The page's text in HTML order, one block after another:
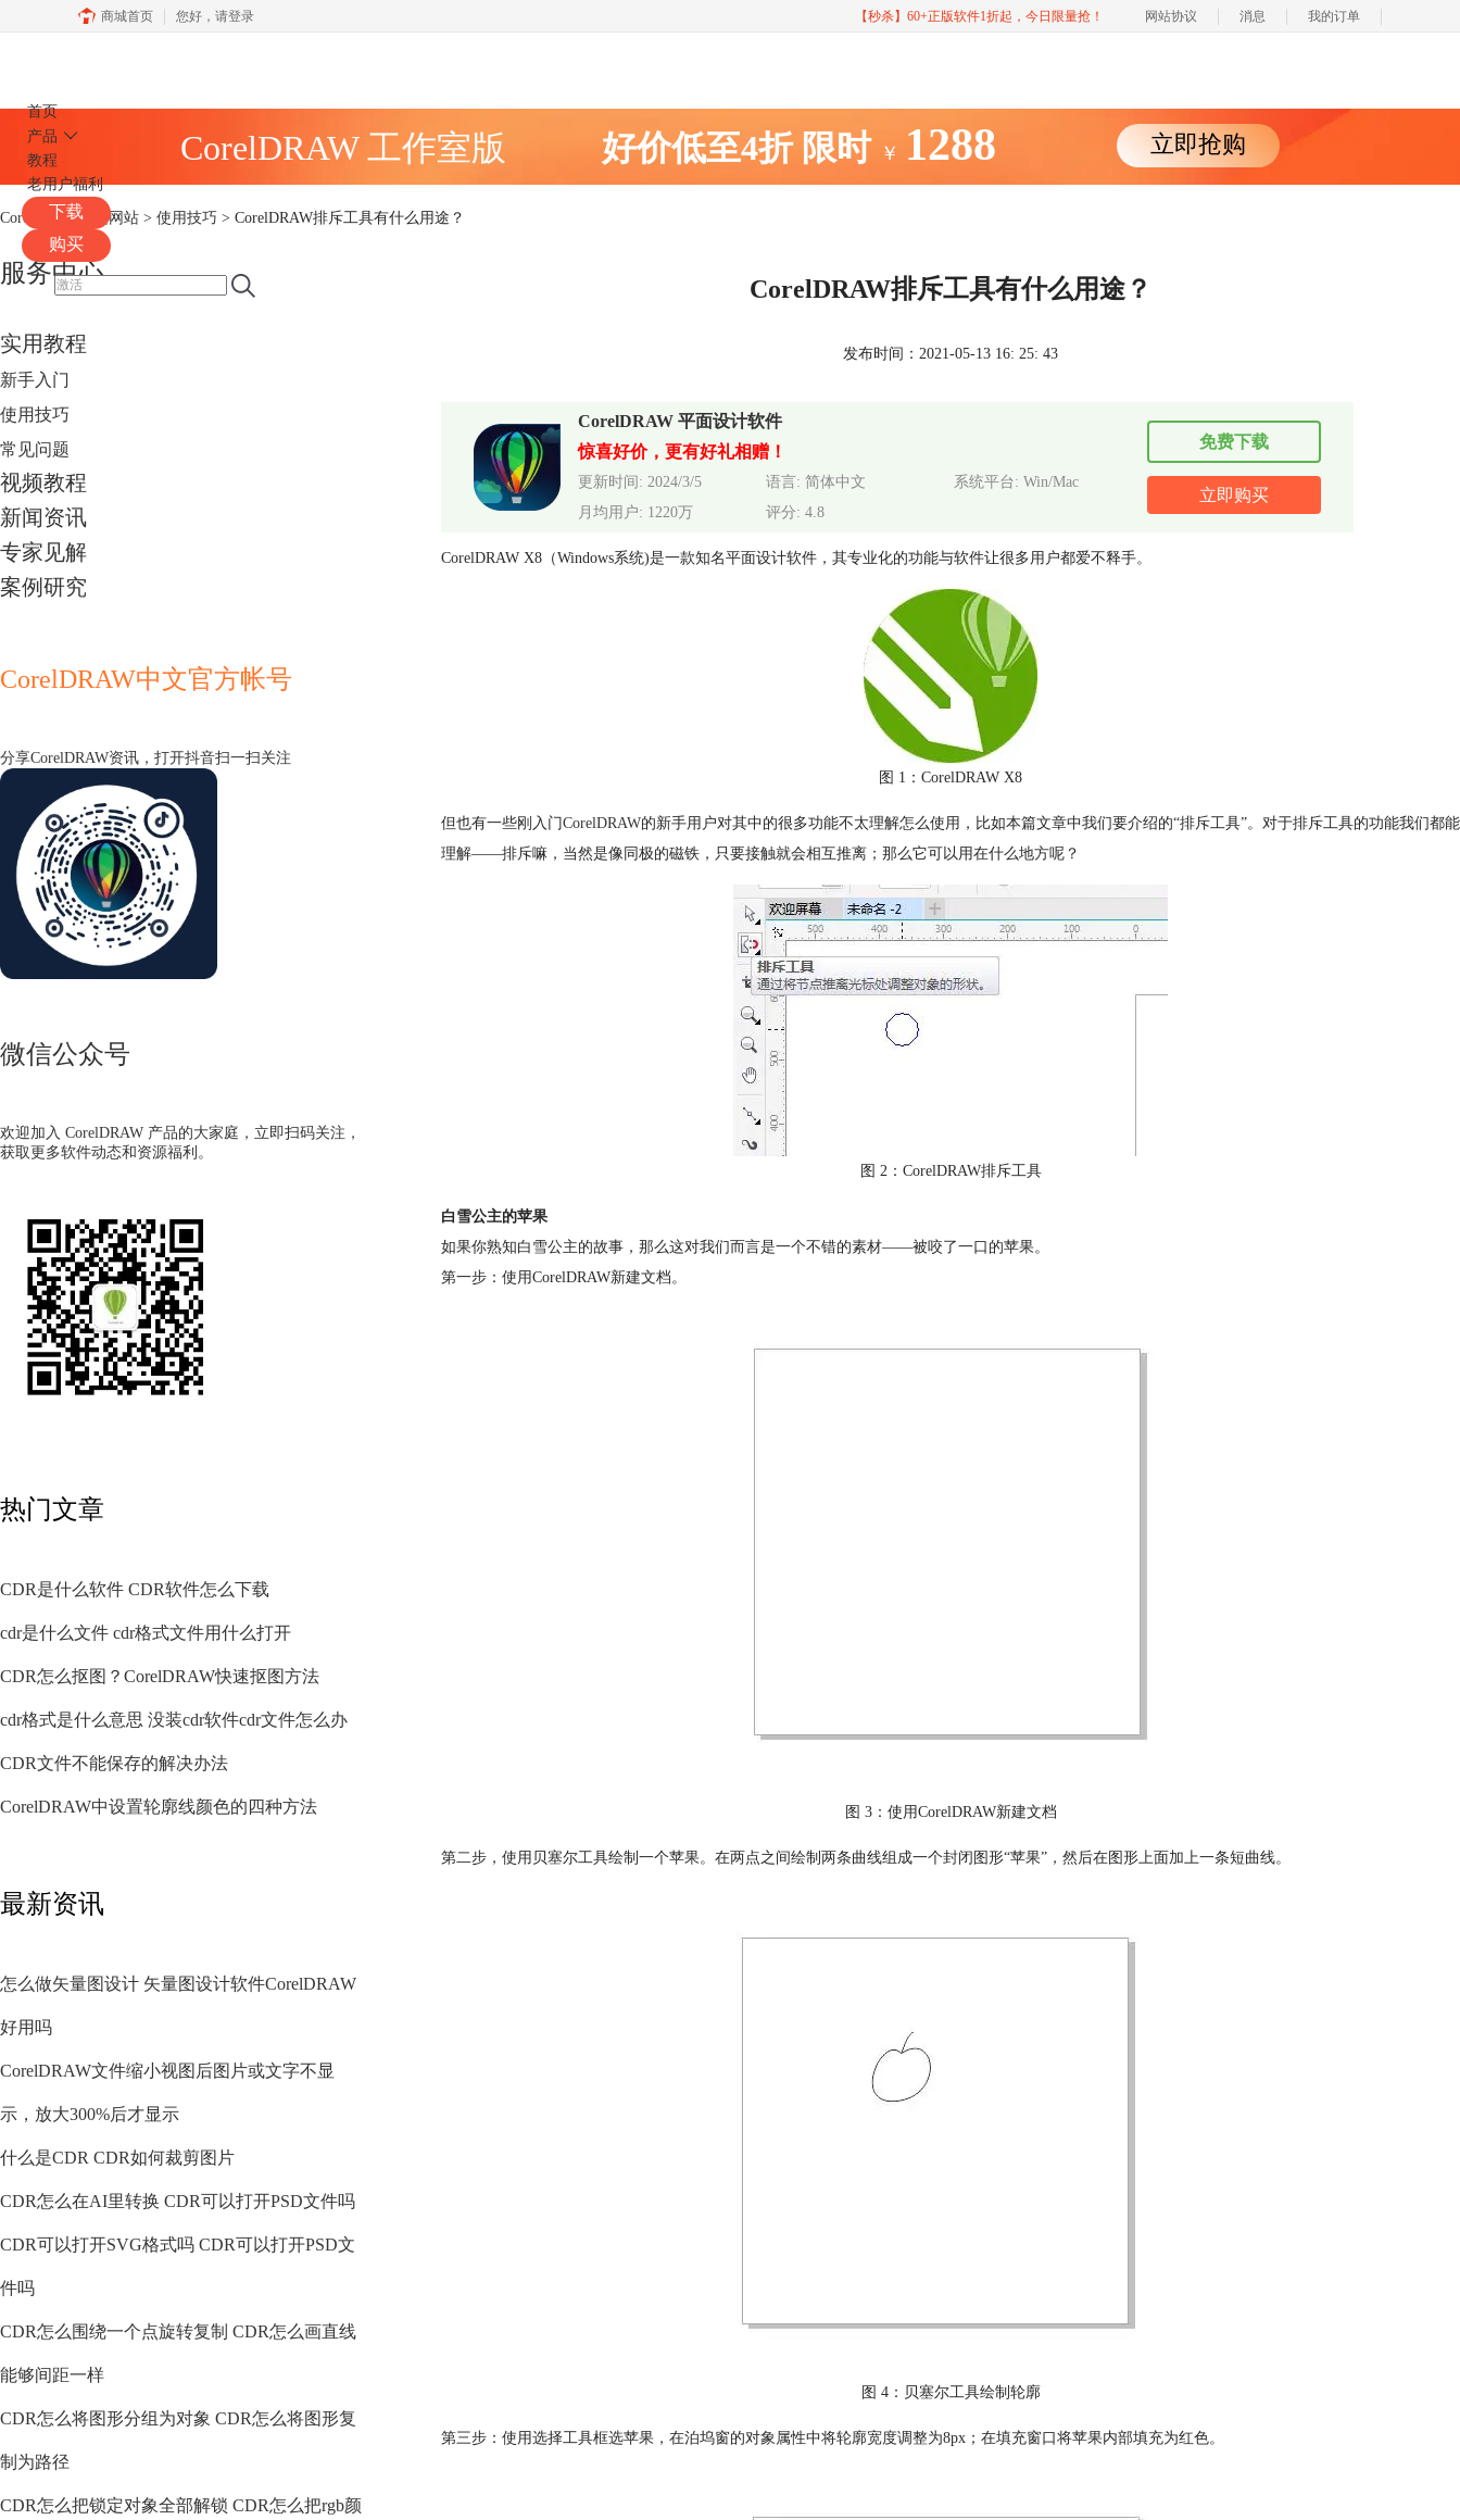
商城首页 您好， 请登录 【秒杀】60+正版软件1折起，今日限量抢！ 网站协议 消息 我的订单
首页
产品
教程
老用户福利
下载
购买
CorelDRAW 工作室版 好价低至4折 限时 ￥ 1288 立即抢购
CorelDRAW中文网站 > 使用技巧 > CorelDRAW排斥工具有什么用途？
服务中心
实用教程
新手入门
使用技巧
常见问题
视频教程
新闻资讯
专家见解
案例研究
CorelDRAW中文官方帐号
分享CorelDRAW资讯，打开抖音扫一扫关注
微信公众号
欢迎加入 CorelDRAW 产品的大家庭，立即扫码关注，
获取更多软件动态和资源福利。
热门文章
CDR是什么软件 CDR软件怎么下载
cdr是什么文件 cdr格式文件用什么打开
CDR怎么抠图？CorelDRAW快速抠图方法
cdr格式是什么意思 没装cdr软件cdr文件怎么办
CDR文件不能保存的解决办法
CorelDRAW中设置轮廓线颜色的四种方法
最新资讯
怎么做矢量图设计 矢量图设计软件CorelDRAW
好用吗
CorelDRAW文件缩小视图后图片或文字不显
示，放大300%后才显示
什么是CDR CDR如何裁剪图片
CDR怎么在AI里转换 CDR可以打开PSD文件吗
CDR可以打开SVG格式吗 CDR可以打开PSD文
件吗
CDR怎么围绕一个点旋转复制 CDR怎么画直线
能够间距一样
CDR怎么将图形分组为对象 CDR怎么将图形复
制为路径
CDR怎么把锁定对象全部解锁 CDR怎么把rgb颜
CorelDRAW排斥工具有什么用途？
发布时间：2021-05-13 16: 25: 43
CorelDRAW 平面设计软件
惊喜好价，更有好礼相赠！
更新时间: 2024/3/5 语言: 简体中文
系统平台: Win/Mac
月均用户: 1220万
评分: 4.8
免费下载
立即购买
CorelDRAW X8（Windows系统)是一款知名平面设计软件，其专业化的功能与软件让很多用户都爱不释手。
图 1：CorelDRAW X8
但也有一些刚入门CorelDRAW的新手用户对其中的很多功能不太理解怎么使用，比如本篇文章中我们要介绍的“排斥工具”。对于排斥工具的功能我们都能
理解——排斥嘛，当然是像同极的磁铁，只要接触就会相互推离；那么它可以用在什么地方呢？
图 2：CorelDRAW排斥工具
白雪公主的苹果
如果你熟知白雪公主的故事，那么这对我们而言是一个不错的素材——被咬了一口的苹果。
第一步：使用CorelDRAW新建文档。
图 3：使用CorelDRAW新建文档
第二步，使用贝塞尔工具绘制一个苹果。在两点之间绘制两条曲线组成一个封闭图形“苹果”，然后在图形上面加上一条短曲线。
图 4：贝塞尔工具绘制轮廓
第三步：使用选择工具框选苹果，在泊坞窗的对象属性中将轮廓宽度调整为8px；在填充窗口将苹果内部填充为红色。